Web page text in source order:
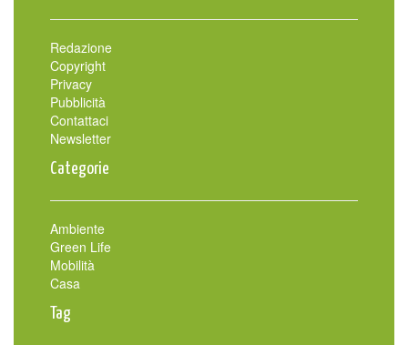
Redazione
Copyright
Privacy
Pubblicità
Contattaci
Newsletter
Categorie
Ambiente
Green Life
Mobilità
Casa
Tag